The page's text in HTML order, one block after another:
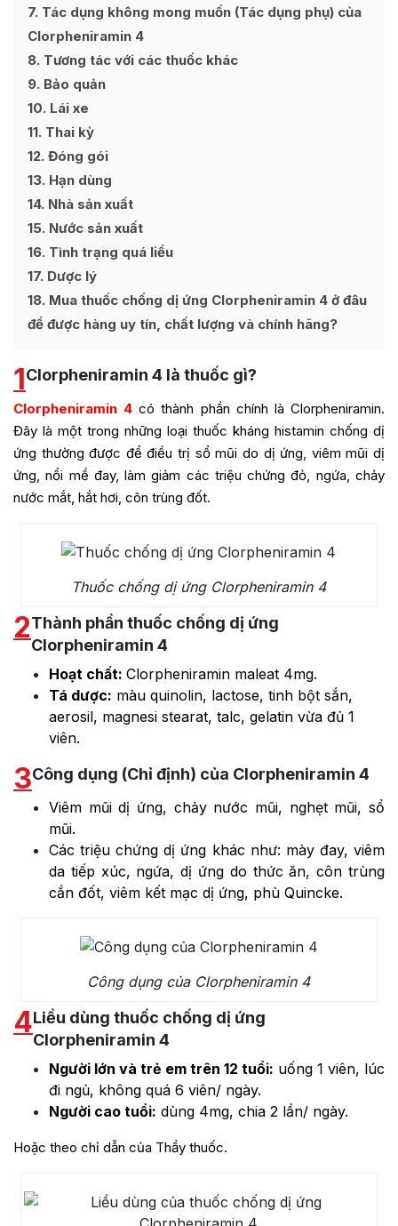
7 Tác dụng không mong muốn (Tác dụng phụ) của
Clorpheniramin 4
8 Tương tác với các thuốc khác
9 Bảo quản
10 Lái xe
11 Thai kỳ
12 Đóng gói
13 Hạn dùng
14 Nhà sản xuất
15 Nước sản xuất
16 Tình trạng quá liều
17 Dược lý
18 Mua thuốc chống dị ứng Clorpheniramin 4 ở đâu
để được hàng uy tín, chất lượng và chính hãng?
1Clorpheniramin 4 là thuốc gì?
Clorpheniramin 4 có thành phần chính là Clorpheniramin.
Đây là một trong những loại thuốc kháng histamin chống dị
ứng thường được để điều trị sổ mũi do dị ứng, viêm mũi dị
ứng, nổi mề đay, làm giảm các triệu chứng đỏ, ngứa, chảy
nước mắt, hắt hơi, côn trùng đốt.
Thuốc chống dị ứng Clorpheniramin 4
2Thành phần thuốc chống dị ứng
Clorpheniramin 4
Hoạt chất: Clorpheniramin maleat 4mg.
Tá dược: màu quinolin, lactose, tinh bột sắn,
aerosil, magnesi stearat, talc, gelatin vừa đủ 1
viên.
3Công dụng (Chỉ định) của Clorpheniramin 4
Viêm mũi dị ứng, chảy nước mũi, nghẹt mũi, sổ
mũi.
Các triệu chứng dị ứng khác như: mày đay, viêm
da tiếp xúc, ngứa, dị ứng do thức ăn, côn trùng
cắn đốt, viêm kết mạc dị ứng, phù Quincke.
Công dụng của Clorpheniramin 4
4Liều dùng thuốc chống dị ứng
Clorpheniramin 4
Người lớn và trẻ em trên 12 tuổi: uống 1 viên, lúc
đi ngủ, không quá 6 viên/ ngày.
Người cao tuổi: dùng 4mg, chia 2 lần/ ngày.
Hoặc theo chỉ dẫn của Thầy thuốc.